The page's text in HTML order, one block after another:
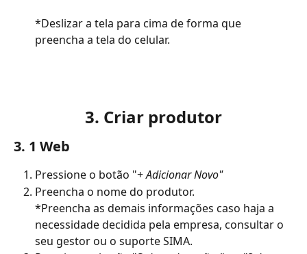
*Deslizar a tela para cima de forma que
preencha a tela do celular.
3. Criar produtor
3. 1 Web
Pressione o botão "+ Adicionar Novo"
Preencha o nome do produtor.
*Preencha as demais informações caso haja a
necessidade decidida pela empresa, consultar o
seu gestor ou o suporte SIMA.